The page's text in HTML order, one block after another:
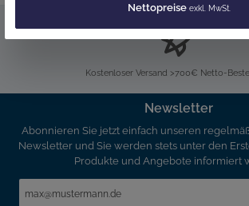
Kostenloser Versand >700€ Netto-
Newsletter
Abonnieren Sie jetzt einfach unseren
Newsletter und Sie werden stets unter den
Produkte und Angebote informiert
Nettopreise exkl. MwSt.